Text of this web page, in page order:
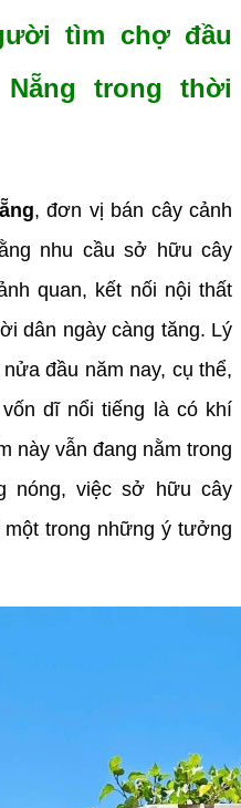
tìm chợ đầu
trong thời
, đơn vị bán cây cảnh
nhu cầu sở hữu cây
quan, kết nối nội thất
dân ngày càng tăng. Lý
đầu năm nay, cụ thể,
dĩ nổi tiếng là có khí
này vẫn đang nằm trong
nóng, việc sở hữu cây
trong những ý tưởng